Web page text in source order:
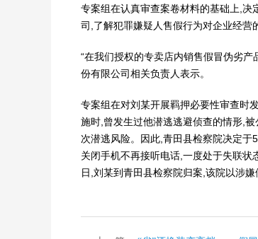
专案组在认真审查案卷材料的基础上,
司,了解犯罪嫌疑人售假行为对企业经营
“在我们授权的专卖店内销售假冒伪劣
份有限公司相关负责人表示。
专案组在对刘某开展羁押必要性审查时
施时,曾发生过他潜逃逃避侦查的情形,
次潜逃风险。因此,青田县检察院决定
关闭手机不再接听电话,一度处于失联
日,刘某到青田县检察院归案,该院以涉